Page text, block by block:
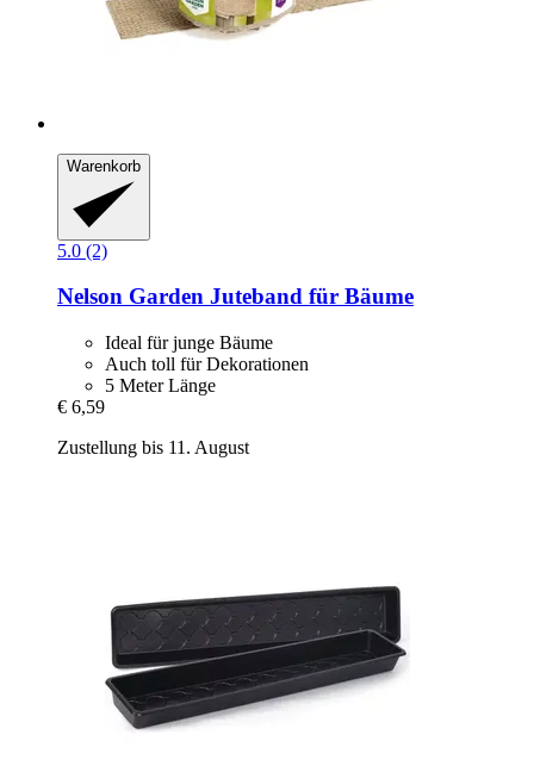
Warenkorb
5.0 (2)
Nelson Garden Juteband für Bäume
Ideal für junge Bäume
Auch toll für Dekorationen
5 Meter Länge
€ 6,59
Zustellung bis 11. August